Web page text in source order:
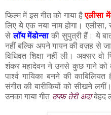
फिल्म में इस गीत को गाया हैएलीसा
लिए ये एक नया नाम होगा।
सेलॉय मेंडोन्सा की सुपुत्री हैं। ये
नहीं बल्कि अपने गायन की वज़ह से
विधिवत शिक्षा नहीं ली। अक्सर
शंकर महादेवन ने उनसे कुछ गाने को
पार्श्व गायिका बनने की
संगीत की बारीकियों को सीखने
उनका गाया गीत उफ्फ तेरी अदाबेहद